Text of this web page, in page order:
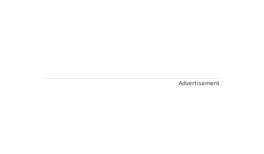
Advertisement